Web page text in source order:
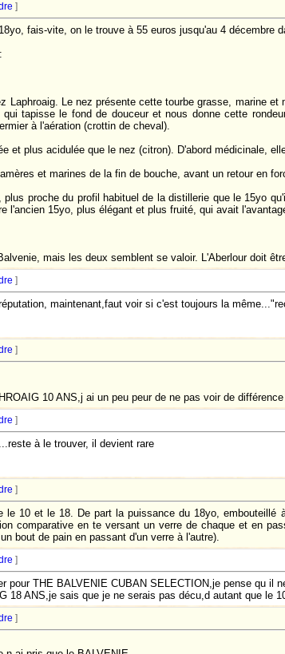
]
fais-vite, on le trouve à 55 euros jusqu'au 4 décembre
Laphroaig. Le nez présente cette tourbe grasse, marine
tapisse le fond de douceur et nous donne cette
à l'aération (crottin de cheval).
et plus acidulée que le nez (citron). D'abord médicinale,
et marines de la fin de bouche, avant un retour en
plus proche du profil habituel de la distillerie que le 15yo
l'ancien 15yo, plus élégant et plus fruité, qui avait
mais les deux semblent se valoir. L'Aberlour doit
]
maintenant,faut voir si c'est toujours la
]
10 ANS,j ai un peu peur de ne pas voir de
]
à le trouver, il devient rare
]
le 10 et le 18. De part la puissance du 18yo,
comparative en te versant un verre de chaque et en
bout de pain en passant d'un verre à l'autre).
]
pour THE BALVENIE CUBAN SELECTION,je pense qu il
18 ANS,je sais que je ne serais pas décu,d autant que le
]